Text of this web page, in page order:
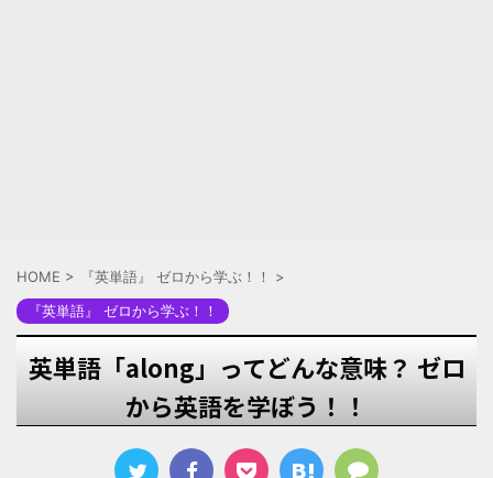
HOME > 『英単語』 ゼロから学ぶ！！
>
『英単語』 ゼロから学ぶ！！
英単語「along」ってどんな意味？ ゼロ
から英語を学ぼう！！